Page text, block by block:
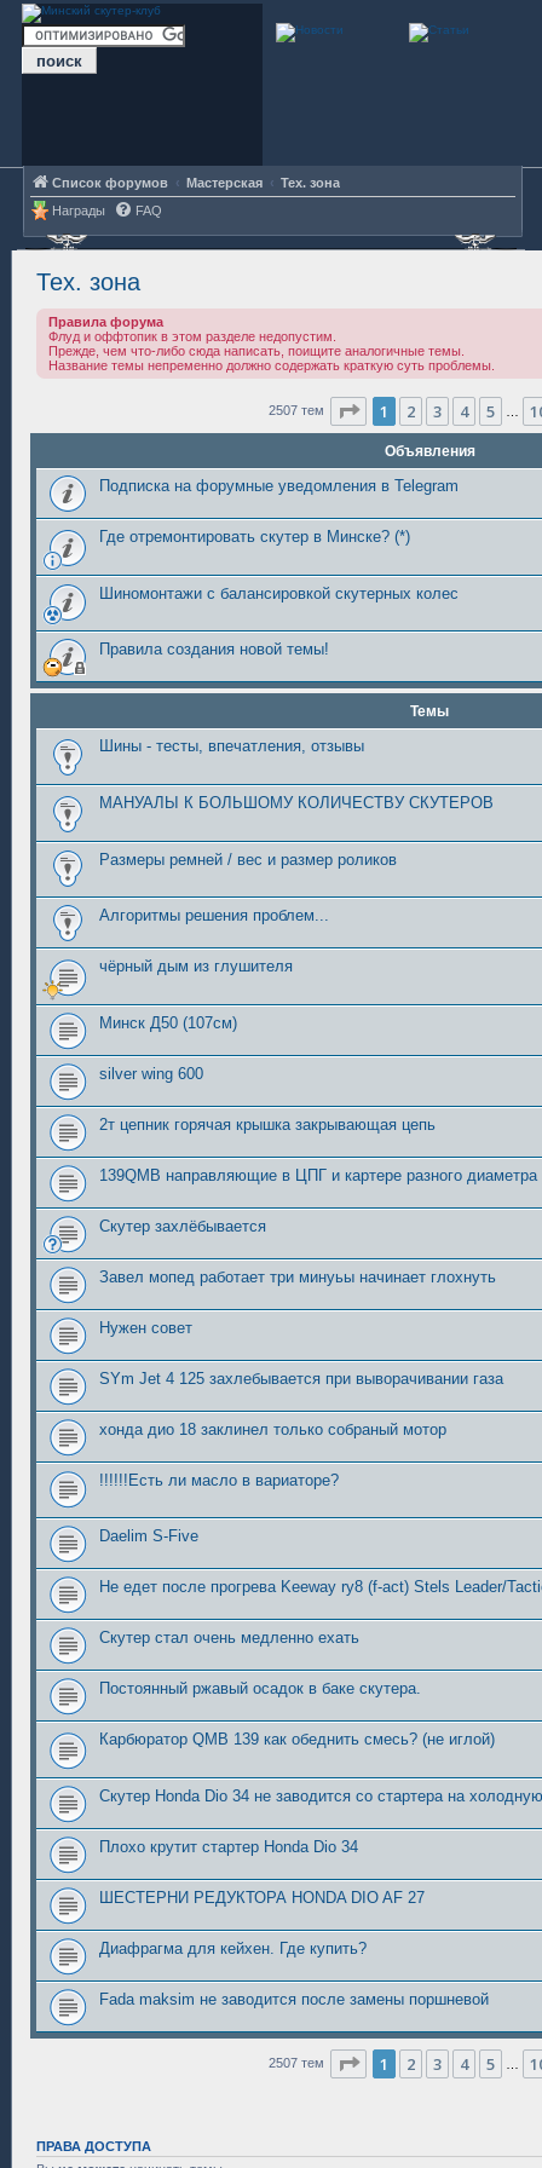
Список форумов Мастерская
Тех. зона
Награды
FAQ
Тех. зона
Правила форума
Флуд и оффтопик в этом разделе недопустим.
Прежде, чем что-либо сюда написать, поищите аналогичные темы.
Название темы непременно должно содержать краткую суть проблемы.
2507 тем Страница из 101
1 2 3 4 5
Объявления
Подписка на форумные уведомления в Telegram
Где отремонтировать скутер в Минске? (*)
Шиномонтажи с балансировкой скутерных колес
Правила создания новой темы!
Темы
Шины - тесты, впечатления, отзывы
МАНУАЛЫ К БОЛЬШОМУ КОЛИЧЕСТВУ СКУТЕРОВ
Размеры ремней / вес и размер роликов
Алгоритмы решения проблем...
чёрный дым из глушителя
Минск Д50 (107см)
silver wing 600
2т цепник горячая крышка закрывающая цепь
139QMB направляющие в ЦПГ и картере разного диаметра
Скутер захлёбывается
Завел мопед работает три минуьы начинает глохнуть
Нужен совет
SYm Jet 4 125 захлебывается при выворачивании газа
хонда дио 18 заклинел только собраный мотор
!!!!!!Есть ли масло в вариаторе?
Daelim S-Five
Не едет после прогрева Keeway ry8 (f-act) Stels Leader/
Скутер стал очень медленно ехать
Постоянный ржавый осадок в баке скутера.
Карбюратор QMB 139 как обеднить смесь? (не иглой)
Скутер Honda Dio 34 не заводится со стартера на
Плохо крутит стартер Honda Dio 34
ШЕСТЕРНИ РЕДУКТОРА HONDA DIO AF 27
Диафрагма для кейхен. Где купить?
Fada maksim не заводится после замены поршневой
2507 тем Страница из 101
1 2 3 4 5
ПРАВА ДОСТУПА